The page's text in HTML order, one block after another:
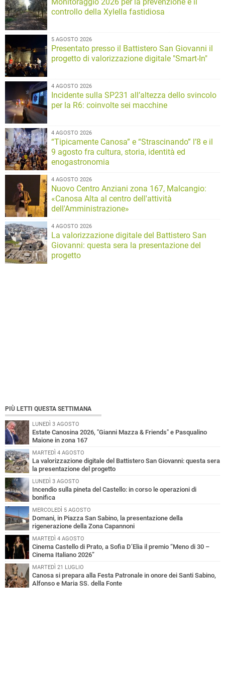
controllo della Xylella fastidiosa
5 AGOSTO 2026
Presentato presso il Battistero San Giovanni il
progetto di valorizzazione digitale "Smart-In"
4 AGOSTO 2026
Incidente sulla SP231 all’altezza dello svincolo
per la R6: coinvolte sei macchine
4 AGOSTO 2026
“Tipicamente Canosa” e “Strascinando” l’8 e il
9 agosto fra cultura, storia, identità ed
enogastronomia
4 AGOSTO 2026
Nuovo Centro Anziani zona 167, Malcangio:
«Canosa Alta al centro dell'attività
dell'Amministrazione»
4 AGOSTO 2026
La valorizzazione digitale del Battistero San
Giovanni: questa sera la presentazione del
progetto
PIÙ LETTI QUESTA SETTIMANA
LUNEDÌ 3 AGOSTO
Estate Canosina 2026, "Gianni Mazza & Friends" e Pasqualino
Maione in zona 167
MARTEDÌ 4 AGOSTO
La valorizzazione digitale del Battistero San Giovanni: questa sera
la presentazione del progetto
LUNEDÌ 3 AGOSTO
Incendio sulla pineta del Castello: in corso le operazioni di
bonifica
MERCOLEDÌ 5 AGOSTO
Domani, in Piazza San Sabino, la presentazione della
rigenerazione della Zona Capannoni
MARTEDÌ 4 AGOSTO
Cinema Castello di Prato, a Sofia D’Elia il premio “Meno di 30 –
Cinema Italiano 2026”
MARTEDÌ 21 LUGLIO
Canosa si prepara alla Festa Patronale in onore dei Santi Sabino,
Alfonso e Maria SS. della Fonte